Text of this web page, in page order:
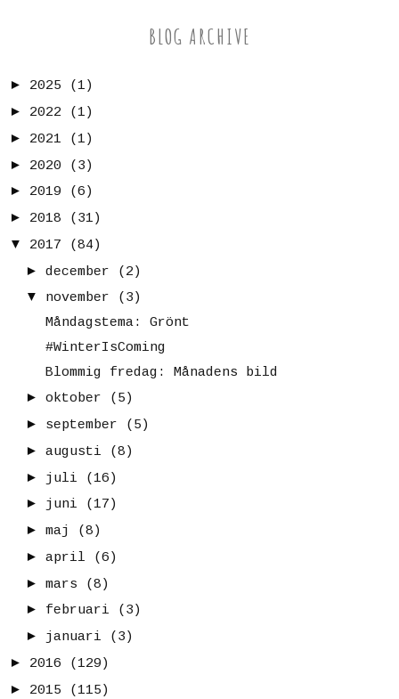
BLOG ARCHIVE
► 2025
(1)
► 2022
(1)
► 2021
(1)
► 2020
(3)
► 2019
(6)
► 2018
(31)
▼
2017
(84)
► december
(2)
▼
november
(3)
Måndagstema: Grönt
#WinterIsComing
Blommig fredag: Månadens bild
► oktober
(5)
► september
(5)
► augusti
(8)
► juli
(16)
► juni
(17)
► maj
(8)
► april
(6)
► mars
(8)
► februari
(3)
► januari
(3)
► 2016
(129)
► 2015
(115)